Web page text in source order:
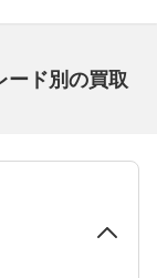
ード別の買取